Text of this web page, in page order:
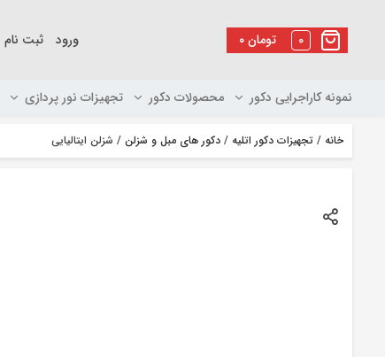
۰تومان 0 ورود ثبت نام
نمونه کاراجرایی دکور محصولات دکور تجهیزات نور پردازی
خانه / تجهیزات دکور اتلیه / دکور های مبل و شزلن / شزلن ایتالیایی